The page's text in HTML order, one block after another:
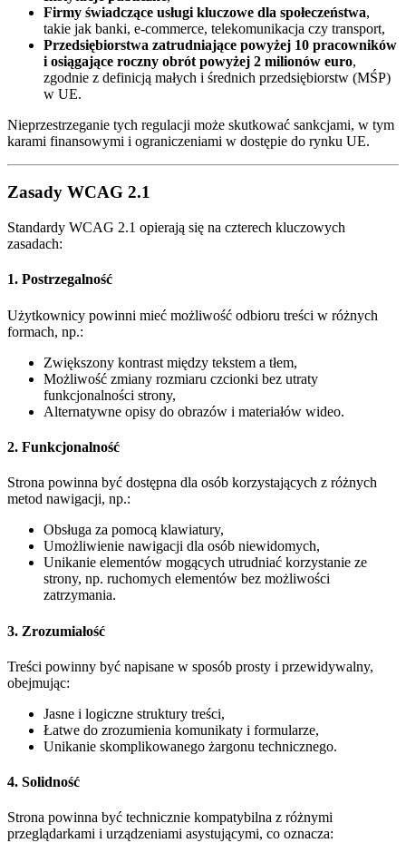
Firmy świadczące usługi kluczowe dla społeczeństwa,
takie jak banki, e-commerce, telekomunikacja czy transport,
Przedsiębiorstwa zatrudniające powyżej 10 pracowników
i osiągające roczny obrót powyżej 2 milionów euro,
zgodnie z definicją małych i średnich przedsiębiorstw (MŚP)
w UE.
Nieprzestrzeganie tych regulacji może skutkować sankcjami, w tym
karami finansowymi i ograniczeniami w dostępie do rynku UE.
Zasady WCAG 2.1
Standardy WCAG 2.1 opierają się na czterech kluczowych
zasadach:
1. Postrzegalność
Użytkownicy powinni mieć możliwość odbioru treści w różnych
formach, np.:
Zwiększony kontrast między tekstem a tłem,
Możliwość zmiany rozmiaru czcionki bez utraty
funkcjonalności strony,
Alternatywne opisy do obrazów i materiałów wideo.
2. Funkcjonalność
Strona powinna być dostępna dla osób korzystających z różnych
metod nawigacji, np.:
Obsługa za pomocą klawiatury,
Umożliwienie nawigacji dla osób niewidomych,
Unikanie elementów mogących utrudniać korzystanie ze
strony, np. ruchomych elementów bez możliwości
zatrzymania.
3. Zrozumiałość
Treści powinny być napisane w sposób prosty i przewidywalny,
obejmując:
Jasne i logiczne struktury treści,
Łatwe do zrozumienia komunikaty i formularze,
Unikanie skomplikowanego żargonu technicznego.
4. Solidność
Strona powinna być technicznie kompatybilna z różnymi
przeglądarkami i urządzeniami asystującymi, co oznacza: